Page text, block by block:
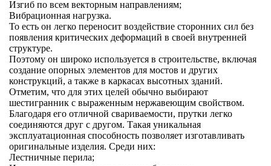
Изгиб по всем векторным направлениям;
Вибрационная нагрузка.
То есть он легко переносит воздействие сторонних сил без
появления критических деформаций в своей внутренней
структуре.
Поэтому он широко используется в строительстве, включая
создание опорных элементов для мостов и других
конструкций, а также в каркасах высотных зданий.
Отметим, что для этих целей обычно выбирают
шестигранник с выраженным нержавеющим свойством.
Благодаря его отличной свариваемости, прутки легко
соединяются друг с другом. Такая уникальная
эксплуатационная способность позволяет изготавливать
оригинальные изделия. Среди них:
Лестничные перила;